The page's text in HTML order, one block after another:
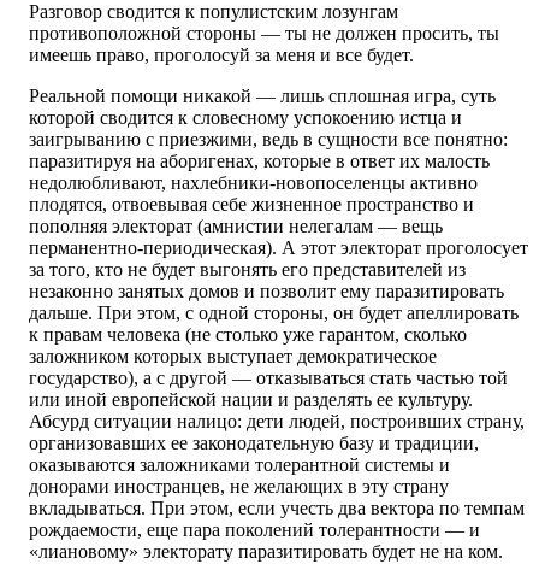
Разговор сводится к популистским лозунгам
противоположной стороны — ты не должен просить, ты
имеешь право, проголосуй за меня и все будет.
Реальной помощи никакой — лишь сплошная игра, суть
которой сводится к словесному успокоению истца и
заигрыванию с приезжими, ведь в сущности все понятно:
паразитируя на аборигенах, которые в ответ их малость
недолюбливают, нахлебники-новопоселенцы активно
плодятся, отвоевывая себе жизненное пространство и
пополняя электорат (амнистии нелегалам — вещь
перманентно-периодическая). А этот электорат проголосует
за того, кто не будет выгонять его представителей из
незаконно занятых домов и позволит ему паразитировать
дальше. При этом, с одной стороны, он будет апеллировать
к правам человека (не столько уже гарантом, сколько
заложником которых выступает демократическое
государство), а с другой — отказываться стать частью той
или иной европейской нации и разделять ее культуру.
Абсурд ситуации налицо: дети людей, построивших страну,
организовавших ее законодательную базу и традиции,
оказываются заложниками толерантной системы и
донорами иностранцев, не желающих в эту страну
вкладываться. При этом, если учесть два вектора по темпам
рождаемости, еще пара поколений толерантности — и
«лиановому» электорату паразитировать будет не на ком.